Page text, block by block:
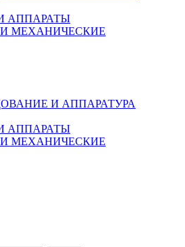
АППАРАТЫ
МЕХАНИЧЕСКИЕ
И АППАРАТУРА
АППАРАТЫ
МЕХАНИЧЕСКИЕ